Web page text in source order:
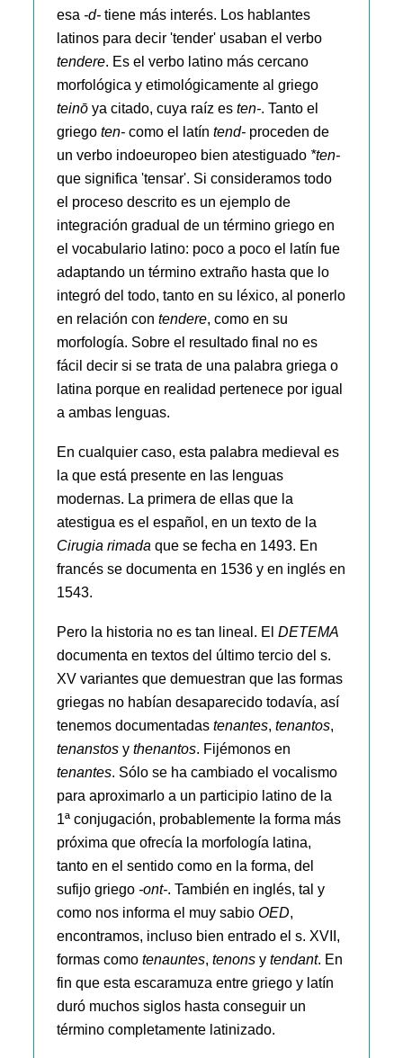
esa -d- tiene más interés. Los hablantes
latinos para decir 'tender' usaban el verbo
tendere. Es el verbo latino más cercano
morfológica y etimológicamente al griego
teinō ya citado, cuya raíz esten-. Tanto el
griegoten- como el latíntend- proceden de
un verbo indoeuropeo bien atestiguado *ten-
que significa 'tensar'. Si consideramos todo
el proceso descrito es un ejemplo de
integración gradual de un término griego en
el vocabulario latino: poco a poco el latín fue
adaptando un término extraño hasta que lo
integró del todo, tanto en su léxico, al ponerlo
en relación contendere, como en su
morfología. Sobre el resultado final no es
fácil decir si se trata de una palabra griega o
latina porque en realidad pertenece por igual
a ambas lenguas.
En cualquier caso, esta palabra medieval es
la que está presente en las lenguas
modernas. La primera de ellas que la
atestigua es el español, en un texto de la
Cirugia rimada que se fecha en 1493. En
francés se documenta en 1536 y en inglés en
1543.
Pero la historia no es tan lineal. ElDETEMA
documenta en textos del último tercio del s.
XV variantes que demuestran que las formas
griegas no habían desaparecido todavía, así
tenemos documentadastenantes,tenantos,
tenanstos ythenantos. Fijémonos en
tenantes. Sólo se ha cambiado el vocalismo
para aproximarlo a un participio latino de la
1ª conjugación, probablemente la forma más
próxima que ofrecía la morfología latina,
tanto en el sentido como en la forma, del
sufijo griego -ont-. También en inglés, tal y
como nos informa el muy sabioOED,
encontramos, incluso bien entrado el s. XVII,
formas comotenauntes,tenons ytendant. En
fin que esta escaramuza entre griego y latín
duró muchos siglos hasta conseguir un
término completamente latinizado.